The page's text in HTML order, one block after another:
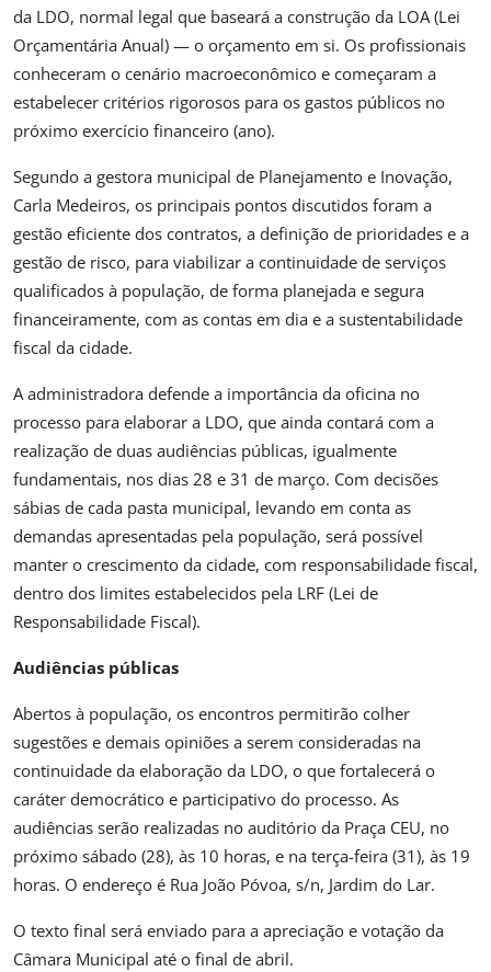
da LDO, normal legal que baseará a construção da LOA (Lei
Orçamentária Anual) — o orçamento em si. Os profissionais
conheceram o cenário macroeconômico e começaram a
estabelecer critérios rigorosos para os gastos públicos no
próximo exercício financeiro (ano).
Segundo a gestora municipal de Planejamento e Inovação,
Carla Medeiros, os principais pontos discutidos foram a
gestão eficiente dos contratos, a definição de prioridades e a
gestão de risco, para viabilizar a continuidade de serviços
qualificados à população, de forma planejada e segura
financeiramente, com as contas em dia e a sustentabilidade
fiscal da cidade.
A administradora defende a importância da oficina no
processo para elaborar a LDO, que ainda contará com a
realização de duas audiências públicas, igualmente
fundamentais, nos dias 28 e 31 de março. Com decisões
sábias de cada pasta municipal, levando em conta as
demandas apresentadas pela população, será possível
manter o crescimento da cidade, com responsabilidade fiscal,
dentro dos limites estabelecidos pela LRF (Lei de
Responsabilidade Fiscal).
Audiências públicas
Abertos à população, os encontros permitirão colher
sugestões e demais opiniões a serem consideradas na
continuidade da elaboração da LDO, o que fortalecerá o
caráter democrático e participativo do processo. As
audiências serão realizadas no auditório da Praça CEU, no
próximo sábado (28), às 10 horas, e na terça-feira (31), às 19
horas. O endereço é Rua João Póvoa, s/n, Jardim do Lar.
O texto final será enviado para a apreciação e votação da
Câmara Municipal até o final de abril.